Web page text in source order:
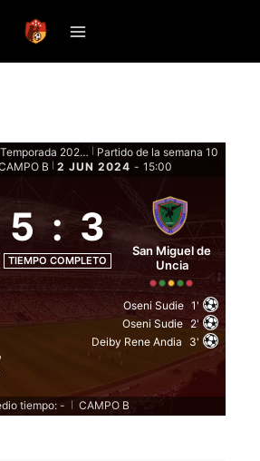
Superliga en Madrid Temporada 2024 - Fase de grupos
Partido de la semana 10
B
2 JUN 2024 - 15:00
5 : 3
TIEMPO COMPLETO
San Miguel de
Uncia
Oseni Sudie 1'
Oseni Sudie 2'
Deiby Rene Andia
3'
tiempo: - CAMPO B